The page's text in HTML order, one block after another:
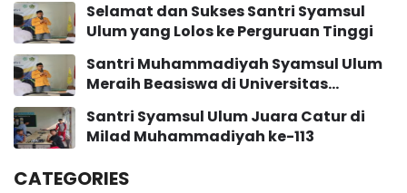
Selamat dan Sukses Santri Syamsul
Ulum yang Lolos ke Perguruan Tinggi
Santri Muhammadiyah Syamsul Ulum
Meraih Beasiswa di Universitas
Santri Syamsul Ulum Juara Catur di
Milad Muhammadiyah ke-113
CATEGORIES